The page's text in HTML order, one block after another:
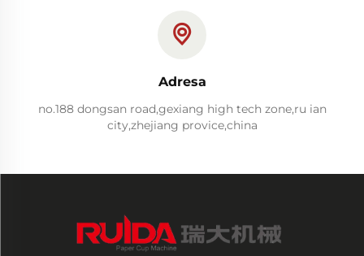
Adresa
no.188 dongsan road,gexiang high tech zone,ru ian
city,zhejiang provice,china